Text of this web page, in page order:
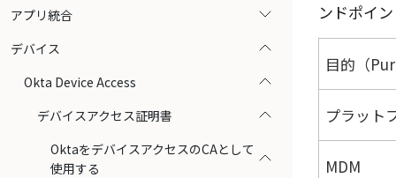
アプリ統合
デバイス
Okta Device Access
デバイスアクセス証明書
OktaをデバイスアクセスのCAとして
使用する
ンドポイ
目的（
プラット
MDM